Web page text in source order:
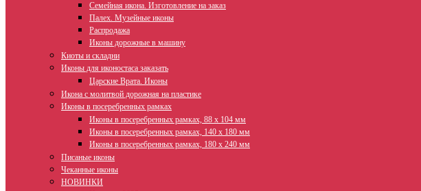
Семейная икона. Изготовление на заказ
Палех. Музейные иконы
Распродажа
Иконы дорожные в машину
Киоты и складни
Иконы для иконостаса заказать
Царские Врата. Иконы
Икона с молитвой дорожная на пластике
Иконы в посеребренных рамках
Иконы в посеребренных рамках, 88 х 104 мм
Иконы в посеребренных рамках, 140 х 180 мм
Иконы в посеребренных рамках, 180 х 240 мм
Писаные иконы
Чеканные иконы
НОВИНКИ